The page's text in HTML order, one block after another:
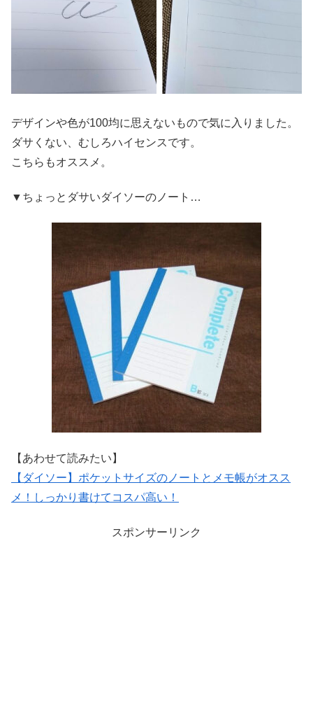
デザインや色が100均に思えないもので気に入りました。
ダサくない、むしろハイセンスです。
こちらもオススメ。
▼ちょっとダサいダイソーのノート…
【あわせて読みたい】
【ダイソー】ポケットサイズのノートとメモ帳がオスス
メ！しっかり書けてコスパ高い！
スポンサーリンク